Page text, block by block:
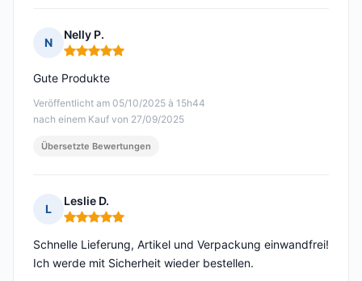
N
Nelly P.
Hinweis: 5 von 5
Veröffentlicht am 05/10/2025 à 15h44
nach einem Kauf von 27/09/2025
Gute Produkte
Übersetzte Bewertungen
L
Leslie D.
Hinweis: 5 von 5
Schnelle Lieferung, Artikel und Verpackung einwandfrei!
Ich werde mit Sicherheit wieder bestellen.